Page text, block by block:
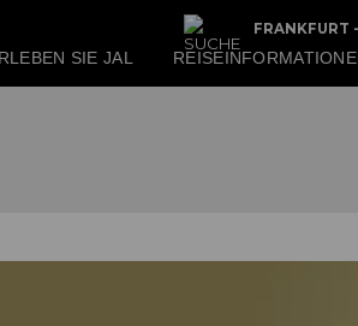
FRANKFURT
SIE JAL